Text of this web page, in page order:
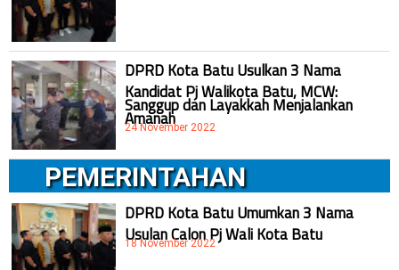
DPRD Kota Batu Usulkan 3 Nama
Kandidat Pj Walikota Batu, MCW:
Sanggup dan Layakkah Menjalankan
Amanah
24 November 2022
PEMERINTAHAN
DPRD Kota Batu Umumkan 3 Nama
Usulan Calon Pj Wali Kota Batu
18 November 2022